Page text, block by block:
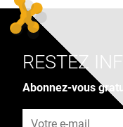
RESTEZ
Abonnez-vous